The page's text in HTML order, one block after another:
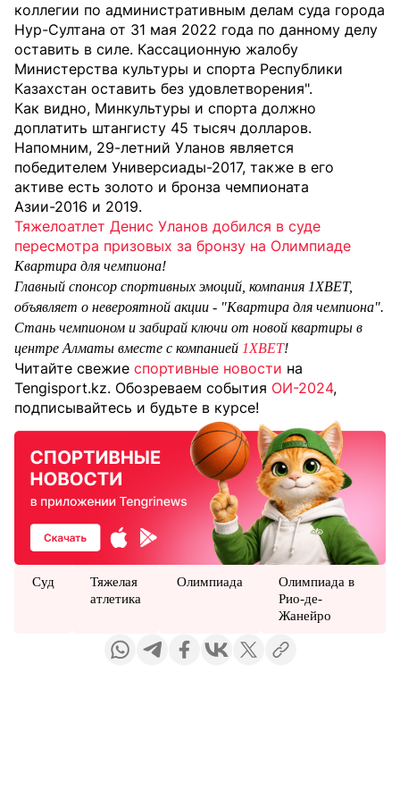
коллегии по административным делам суда города
Нур-Султана от 31 мая 2022 года по данному делу
оставить в силе. Кассационную жалобу
Министерства культуры и спорта Республики
Казахстан оставить без удовлетворения".
Как видно, Минкультуры и спорта должно
доплатить штангисту 45 тысяч долларов.
Напомним, 29-летний Уланов является
победителем Универсиады-2017, также в его
активе есть золото и бронза чемпионата
Азии-2016 и 2019.
Тяжелоатлет Денис Уланов добился в суде
пересмотра призовых за бронзу на Олимпиаде
Квартира для чемпиона!
Главный спонсор спортивных эмоций, компания 1XBET,
объявляет о невероятной акции - "Квартира для чемпиона".
Стань чемпионом и забирай ключи от новой квартиры в
центре Алматы вместе с компанией 1XBET!
Читайте свежие спортивные новости на
Tengisport.kz. Обозреваем события ОИ-2024,
подписывайтесь и будьте в курсе!
Суд
Тяжелая
атлетика
Олимпиада
Олимпиада в
Рио-де-
Жанейро